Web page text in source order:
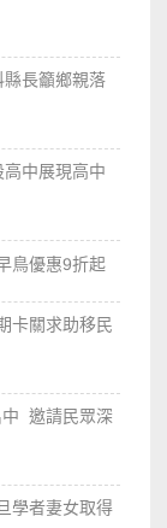
長籲鄉親落
中展現高中
鳥優惠9折起
卡關求助移民
中 邀請民眾深
學者妻女取得